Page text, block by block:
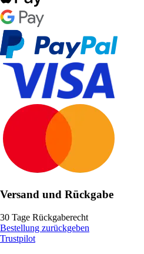
Versand und Rückgabe
30 Tage Rückgaberecht
Bestellung zurückgeben
Trustpilot